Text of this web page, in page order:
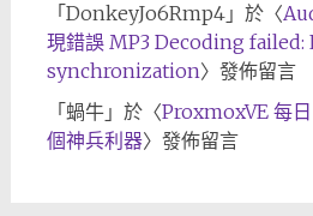
「 DonkeyJo6Rmp4」於〈
現錯誤 MP3 Decoding failed:
synchronization〉發佈留言
「 蝸牛」於〈ProxmoxVE 每
個神兵利器〉發佈留言